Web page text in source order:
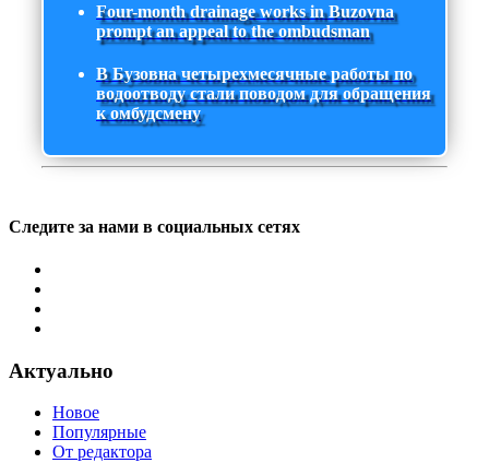
Four-month drainage works in Buzovna
prompt an appeal to the ombudsman
В Бузовна четырехмесячные работы по
водоотводу стали поводом для обращения
к омбудсмену
Следите за нами в социальных сетях
Актуально
Новое
Популярные
От редактора